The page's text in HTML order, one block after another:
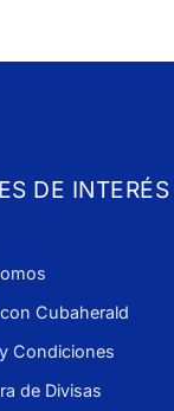
DE INTERÉS
Cubaherald
Condiciones
de Divisas